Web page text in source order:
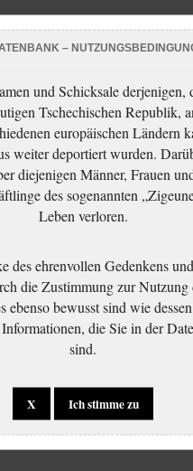
–
und Schicksale derjenigen,
Tschechischen Republik,
europäischen Ländern
weiter deportiert wurden.
diejenigen Männer, Frauen
des sogenannten
Leben verloren.
des ehrenvollen Gedenkens
die Zustimmung zur Nutzung
ebenso bewusst sind wie
die Sie in der
sind.
X Ich stimme zu